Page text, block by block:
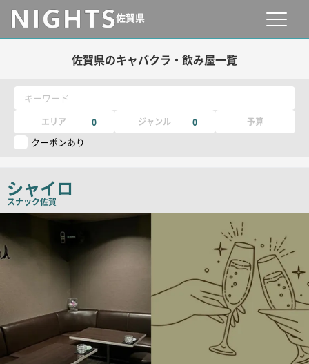
佐賀県
佐賀県のキャバクラ・飲み屋一覧
キーワード
エリア 0 ジャンル 0 予算
クーポンあり
シャイロ
スナック佐賀
店
PR
画
像